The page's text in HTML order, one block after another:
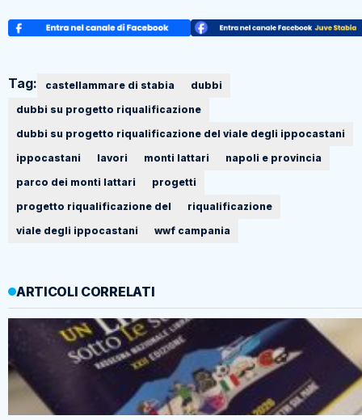
Tag: castellammare di stabia
dubbi
dubbi su progetto riqualificazione
dubbi su progetto riqualificazione del viale degli ippocastani
ippocastani
lavori monti lattari
napoli e provincia
parco dei monti lattari
progetti
progetto riqualificazione del
riqualificazione
viale degli ippocastani
wwf campania
ARTICOLI CORRELATI